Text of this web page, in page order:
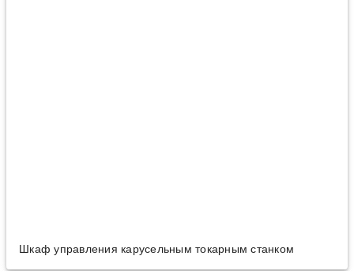
Шкаф управления карусельным токарным станком